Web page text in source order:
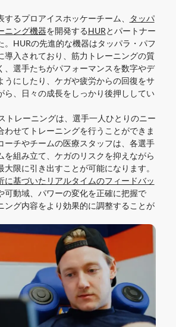
るプロアイスホッケーチーム、
タッパ
ニング機器を開発するHURとパートナー
。HURの先進的な機器はタッパラ・パフ
導入されており、筋力トレーニングの質
、選手たちがパフォーマンスを数字やデ
うにしたり、ケガや疲労からの回復をサ
ら、日々の成長をしっかり後押ししてい
トレーニングは、選手一人ひとりのニー
わせてトレーニングを行うことができま
ーチやチームの医療スタッフは、各選手
を組み立て、ケガのリスクを抑えながら
限に引き出すことが可能になります。
に基づいたリアルタイムのフィードバッ
可動域、パワーの変化を正確に把握で
ング内容をより効果的に調整することが